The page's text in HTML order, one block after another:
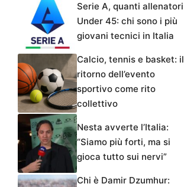
Serie A, quanti allenatori
Under 45: chi sono i più
giovani tecnici in Italia
Calcio, tennis e basket: il
ritorno dell’evento
sportivo come rito
collettivo
Nesta avverte l’Italia:
“Siamo più forti, ma si
gioca tutto sui nervi”
Chi è Damir Dzumhur: